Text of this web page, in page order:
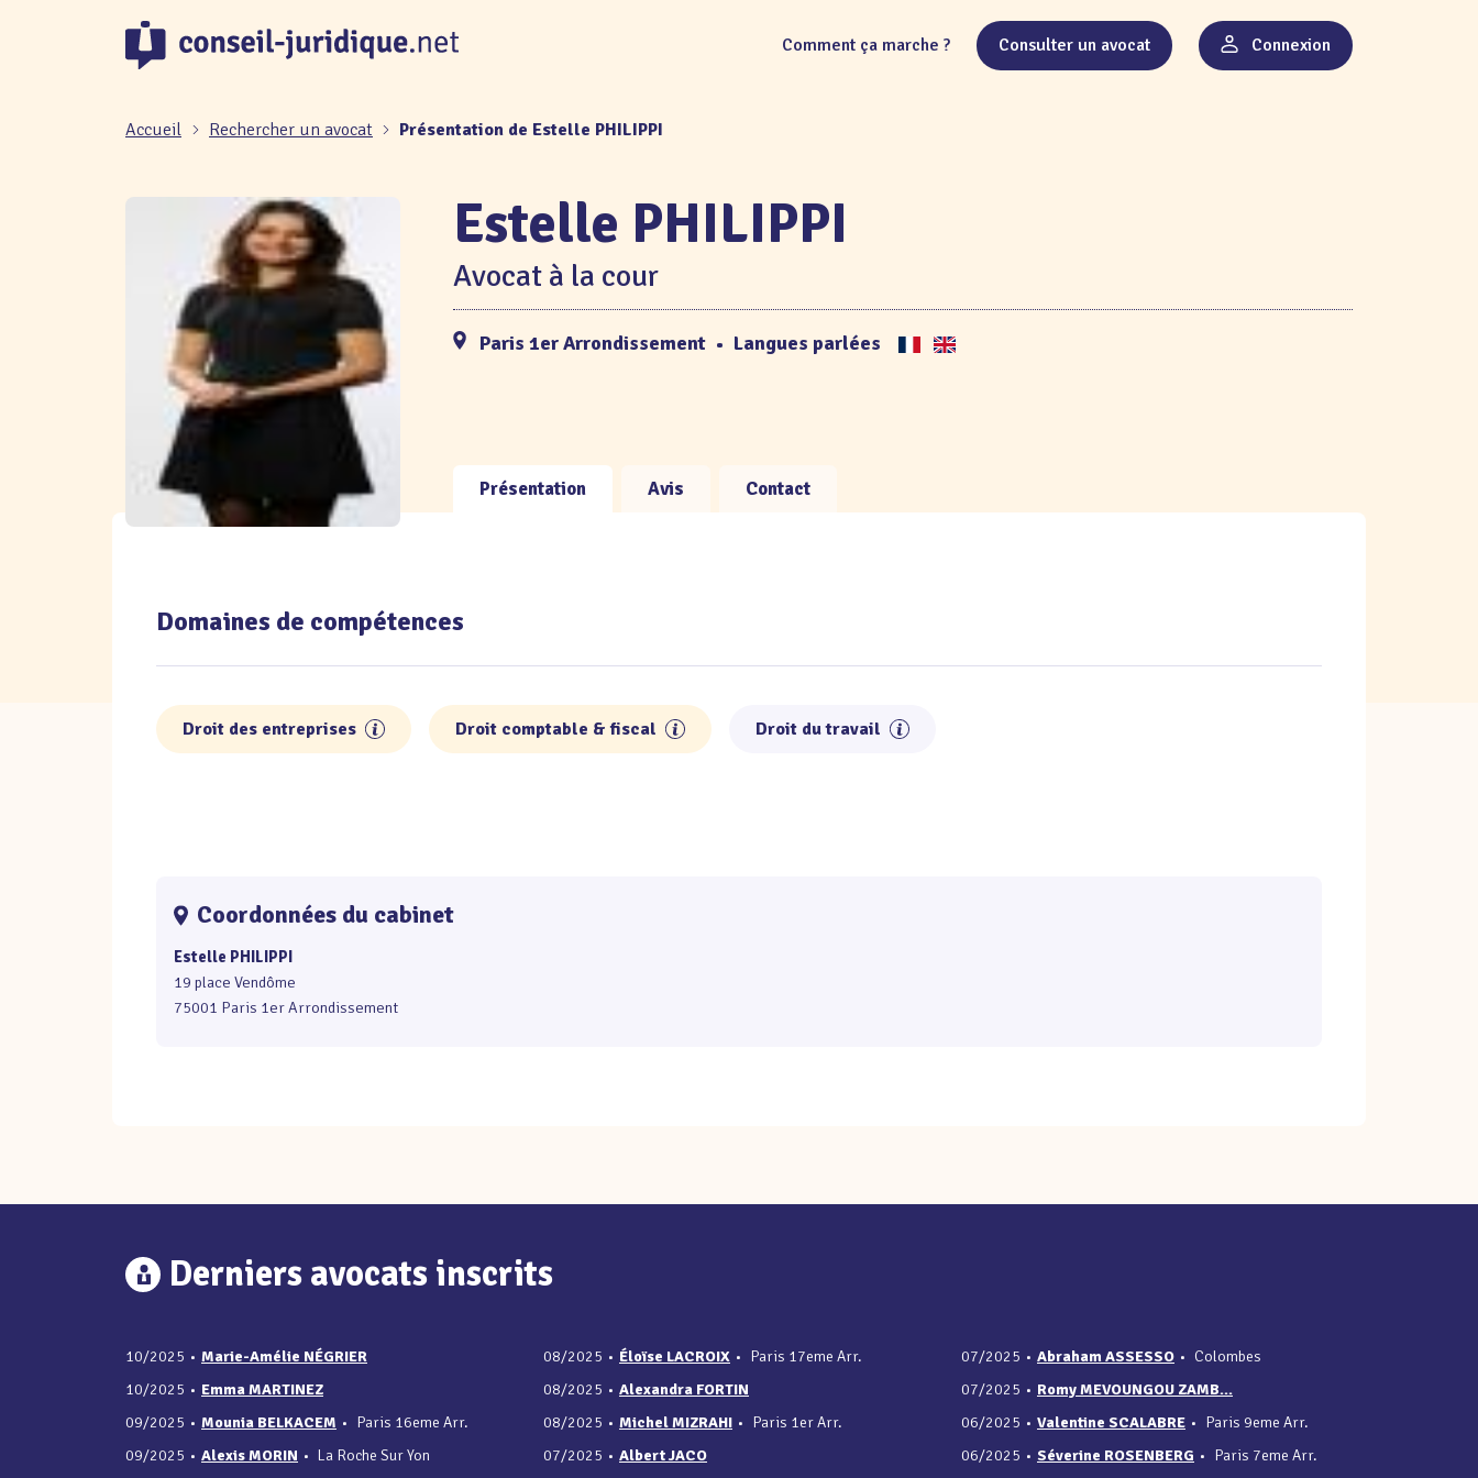
Comment ça marche ? Consulter un avocat Connexion
Accueil Rechercher un avocat Présentation de Estelle PHILIPPI
Estelle PHILIPPI
Avocat à la cour
Paris 1er Arrondissement • Langues parlées
Présentation Avis Contact
Domaines de compétences
Droit des entreprises Droit comptable & fiscal Droit du travail
Coordonnées du cabinet
Estelle PHILIPPI
19 place Vendôme
75001 Paris 1er Arrondissement
Derniers avocats inscrits
10/2025 • Marie-Amélie NÉGRIER
10/2025 • Emma MARTINEZ
09/2025 • Mounia BELKACEM • Paris 16eme Arr.
09/2025 • Alexis MORIN • La Roche Sur Yon
08/2025 • Éloïse LACROIX • Paris 17eme Arr.
08/2025 • Alexandra FORTIN
08/2025 • Michel MIZRAHI • Paris 1er Arr.
07/2025 • Albert JACO
07/2025 • Abraham ASSESSO • Colombes
07/2025 • Romy MEVOUNGOU ZAMB...
06/2025 • Valentine SCALABRE • Paris 9eme Arr.
06/2025 • Séverine ROSENBERG • Paris 7eme Arr.